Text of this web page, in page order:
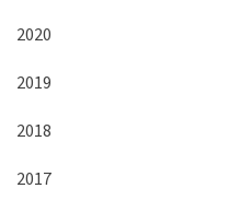
2020
2019
2018
2017